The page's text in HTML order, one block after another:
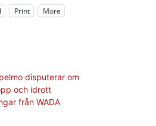
Print More
disputerar om
och idrott
från WADA